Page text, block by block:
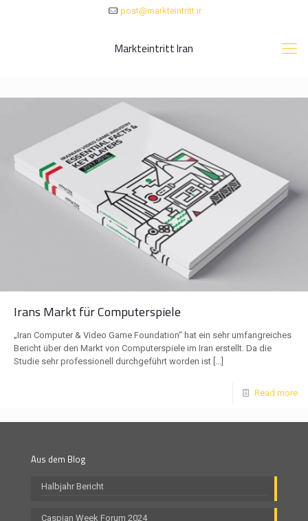
post@markteintritt.ir
Markteintritt Iran
Irans Markt für Computerspiele
„Iran Computer & Video Game Foundation“ hat ein sehr umfangreiches
Bericht über den Markt von Computerspiele im Iran erstellt. Da die
Studie sehr professionell durchgeführt worden ist […]
Read more
Aus dem Blog
Halbjahr Bericht
Caspian Week Forum 2024